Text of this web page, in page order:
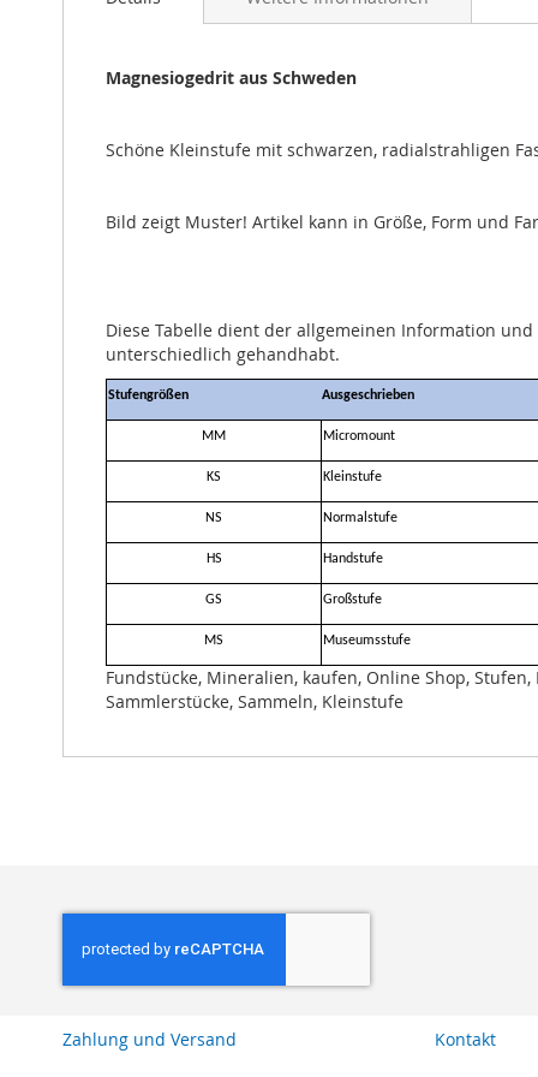
Magnesiogedrit aus Schweden
Schöne Kleinstufe mit schwarzen, radialstrahligen
Bild zeigt Muster! Artikel kann in Größe, Form und
Diese Tabelle dient der allgemeinen Information
unterschiedlich gehandhabt.
Stufengrößen Ausgeschrieben
MM Micromount
KS Kleinstufe
NS Normalstufe
HS Handstufe
GS Großstufe
MS Museumsstufe
Fundstücke, Mineralien, kaufen, Online Shop,
Sammlerstücke, Sammeln, Kleinstufe
Zahlung und Versand Kontakt